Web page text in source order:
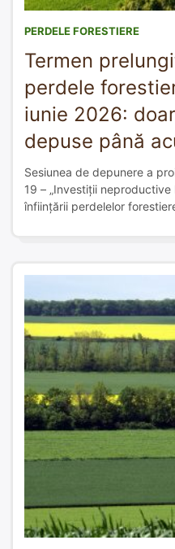
PERDELE FORESTIERE
Termen
perdele
iunie 2026:
depuse până
Sesiunea de depunere a
19 – „Investiții
înființării perdelelor